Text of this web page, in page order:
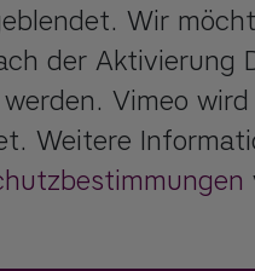
Wir
der Aktivierung
Vimeo wird
Weitere